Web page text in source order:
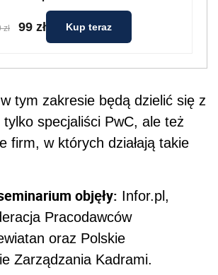
zł 99 zł Kup teraz
tym zakresie będą dzielić się z
specjaliści PwC, ale też
firm, w których działają takie
objęły: Infor.pl,
Pracodawców
oraz Polskie
Zarządzania Kadrami.